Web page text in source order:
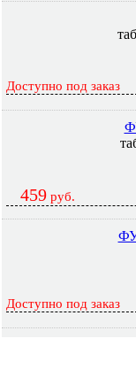
Доступно под заказ
459 руб.
Доступно под заказ